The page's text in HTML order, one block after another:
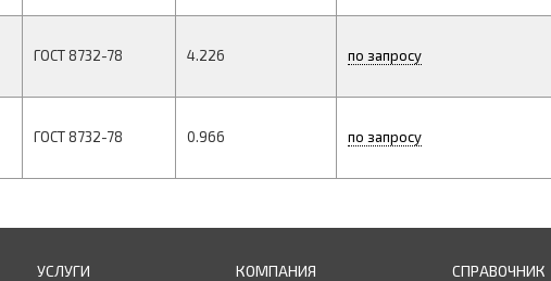
ГОСТ 8732-78 4.226 по запросу
ГОСТ 8732-78 0.966 по запросу
УСЛУГИ КОМПАНИЯ СПРАВОЧНИК